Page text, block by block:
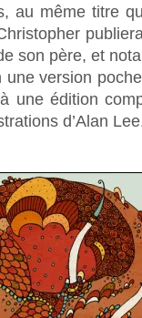
au même titre
son père, et
version
une édition
d’Alan